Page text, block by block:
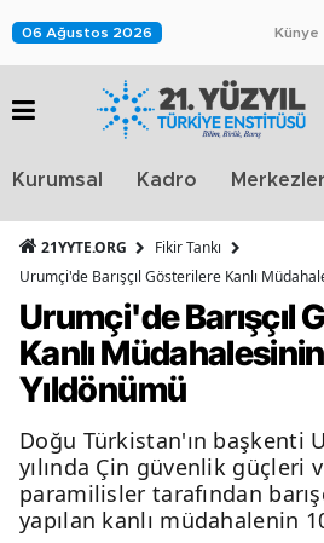
06 Ağustos 2026 Künye
Kurumsal Kadro Merkezler
21YYTE.ORG
Fikir Tankı
Urumçi'de Barışçıl Gösterilere Kanlı
Urumçi'de Barışçıl
Kanlı
Yıldönümü
Doğu Türkistan'ın başkenti
yılında Çin güvenlik güçleri
paramilisler tarafından
yapılan kanlı müdahalenin